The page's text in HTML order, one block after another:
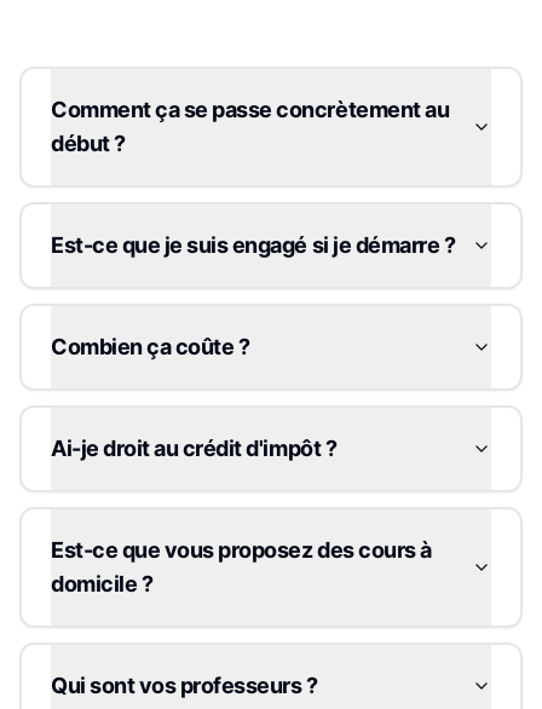
Comment ça se passe concrètement au
début ?
Est-ce que je suis engagé si je démarre ?
Combien ça coûte ?
Ai-je droit au crédit d'impôt ?
Est-ce que vous proposez des cours à
domicile ?
Qui sont vos professeurs ?